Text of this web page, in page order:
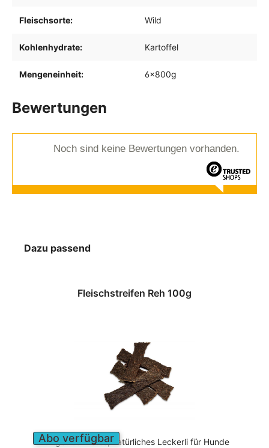
Fleischsorte: Wild
Kohlenhydrate: Kartoffel
Mengeneinheit: 6x800g
Bewertungen
Noch sind keine Bewertungen vorhanden.
Dazu passend
Abo verfügbar
Fleischstreifen Reh 100g
Luftgetrocknetes, natürliches Leckerli für Hunde